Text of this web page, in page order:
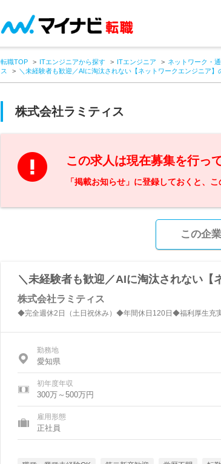
転職TOP ITエンジニアから探す ITエンジニア ネットワーク・
ス
＼未経験者も歓迎／AIに淘汰されない【ネットワークエンジニア】
株式会社ラミティス
この求人は現在募集を行っ
「掲載お知らせ」に登録しておくと、
この企
＼未経験者も歓迎／AIに淘汰されない【
株式会社ラミティス
◆完全週休2日（土日祝休み）◆年間休日120日◆福利厚生充
勤務地
愛知県
初年度年収
300万～500万円
雇用形態
正社員